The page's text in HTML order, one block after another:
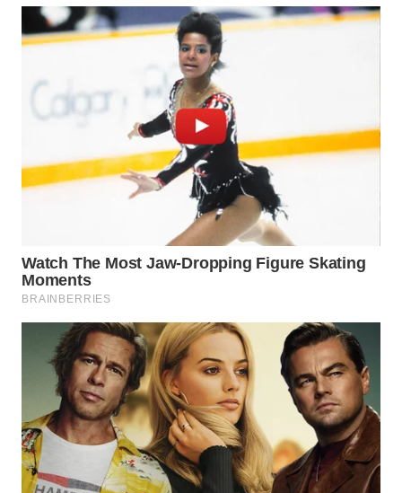
SUMEDANG
CIANJUR
SERIBU
WN
BINJAI
WN
CIREBON
WN
INDRAMAYU
WN